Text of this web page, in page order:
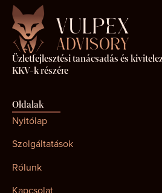
Üzletfejlesztési tanácsadás és
KKV-k részére
Oldalak
Nyitólap
Szolgáltatások
Rólunk
Kapcsolat